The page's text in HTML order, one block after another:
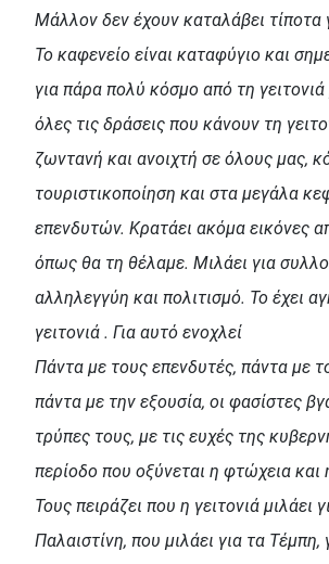
Μάλλον δεν έχουν καταλάβει
Το καφενείο είναι καταφύγιο και
για πάρα πολύ κόσμο από τη γειτονιά
όλες τις δράσεις που κάνουν τη
ζωντανή και ανοιχτή σε όλους μας,
τουριστικοποίηση και στα μεγάλα
επενδυτών. Κρατάει ακόμα εικόνες
όπως θα τη θέλαμε. Μιλάει για
αλληλεγγύη και πολιτισμό. Το έχει
γειτονιά . Για αυτό ενοχλεί
Πάντα με τους επενδυτές, πάντα με
πάντα με την εξουσία, οι φασίστες
τρύπες τους, με τις ευχές της
περίοδο που οξύνεται η φτώχεια
Τους πειράζει που η γειτονιά μιλάει
Παλαιστίνη, που μιλάει για τα Τέμπη,